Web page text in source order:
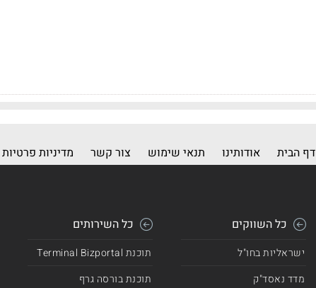
דף הבית אודותינו תנאי שימוש צור קשר מדיניות פרטיות
כל השווקים
ישראליות בחו"ל
מדד נאסד"ק
כל השירותים
תוכנת Terminal Bizportal
תוכנת בורסה גרף